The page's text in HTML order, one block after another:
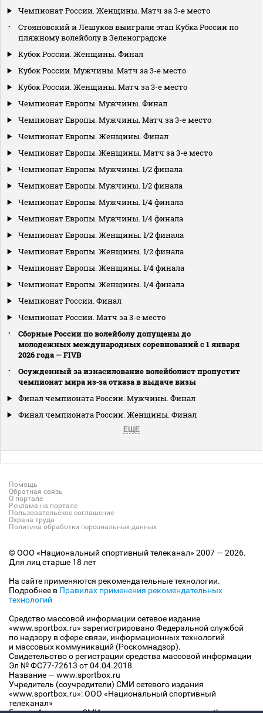
Чемпионат России. Женщины. Матч за 3-е место
Стояновский и Лешуков выиграли этап Кубка России по
пляжному волейболу в Зеленоградске
Кубок России. Женщины. Финал
Кубок России. Мужчины. Матч за 3-е место
Кубок России. Женщины. Матч за 3-е место
Чемпионат Европы. Мужчины. Финал
Чемпионат Европы. Мужчины. Матч за 3-е место
Чемпионат Европы. Женщины. Финал
Чемпионат Европы. Женщины. Матч за 3-е место
Чемпионат Европы. Мужчины. 1/2 финала
Чемпионат Европы. Мужчины. 1/2 финала
Чемпионат Европы. Мужчины. 1/4 финала
Чемпионат Европы. Мужчины. 1/4 финала
Чемпионат Европы. Женщины. 1/2 финала
Чемпионат Европы. Женщины. 1/2 финала
Чемпионат Европы. Женщины. 1/4 финала
Чемпионат Европы. Женщины. 1/4 финала
Чемпионат России. Финал
Чемпионат России. Матч за 3-е место
Сборные России по волейболу допущены до
молодежных международных соревнований с 1 января
2026 года — FIVB
Осужденный за изнасилование волейболист пропустит
чемпионат мира из‑за отказа в выдаче визы
Финал чемпионата России. Мужчины. Финал
Финал чемпионата России. Женщины. Финал
ЕЩЕ
Помощь
Обратная связь
О портале
Реклама на портале
Пользовательское соглашение
Охрана труда
Политика обработки персональных данных
© ООО «Национальный спортивный телеканал» 2007 — 2026.
Для лиц старше 18 лет
На сайте применяются рекомендательные технологии.
Подробнее в Правилах применения рекомендательных
технологий
Средство массовой информации сетевое издание
«www.sportbox.ru» зарегистрировано Федеральной службой
по надзору в сфере связи, информационных технологий
и массовых коммуникаций (Роскомнадзор).
Свидетельство о регистрации средства массовой информации
Эл № ФС77-72613 от 04.04.2018
Название — www.sportbox.ru
Учредитель (соучредители) СМИ сетевого издания
«www.sportbox.ru»: ООО «Национальный спортивный
телеканал»